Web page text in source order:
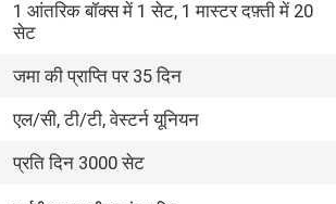
1 आंतरिक बॉक्स में 1 सेट, 1 मास्टर दफ़्ती में 20
सेट
जमा की प्राप्ति पर 35 दिन
एल/सी, टी/टी, वेस्टर्न यूनियन
प्रति दिन 3000 सेट